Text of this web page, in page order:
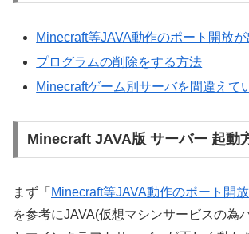
Minecraft等JAVA動作のポート開放
プログラムの削除をする方法
Minecraftゲーム別サーバを間違えて
Minecraft JAVA版 サーバー 起動
まず「 Minecraft等JAVA動作のポート開
を参考にJAVA(仮想マシンサービスの為